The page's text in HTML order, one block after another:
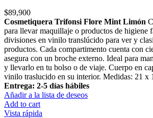
$89,900
Cosmetiquera Trifonsi Flore Mint Limón
para llevar maquillaje o productos de higiene
divisiones en vinilo translúcido para ver y
productos. Cada compartimento cuenta con
asegura con un broche externo. Ideal para
y llevarlo en tu bolso o de viaje. Cuerpo en
vinilo traslucido en su interior. Medidas: 21 x
Entrega: 2-5 días hábiles
Añadir a la lista de deseos
Add to cart
Vista rápida